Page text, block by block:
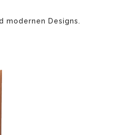
modernen Designs.